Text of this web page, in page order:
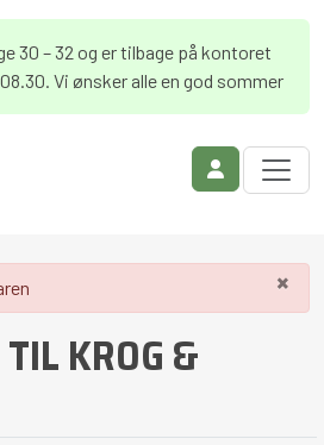
30 – 32 og er tilbage på kontoret
Vi ønsker alle en god sommer
×
KROG &